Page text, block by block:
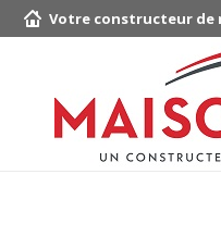
Votre constructeur de